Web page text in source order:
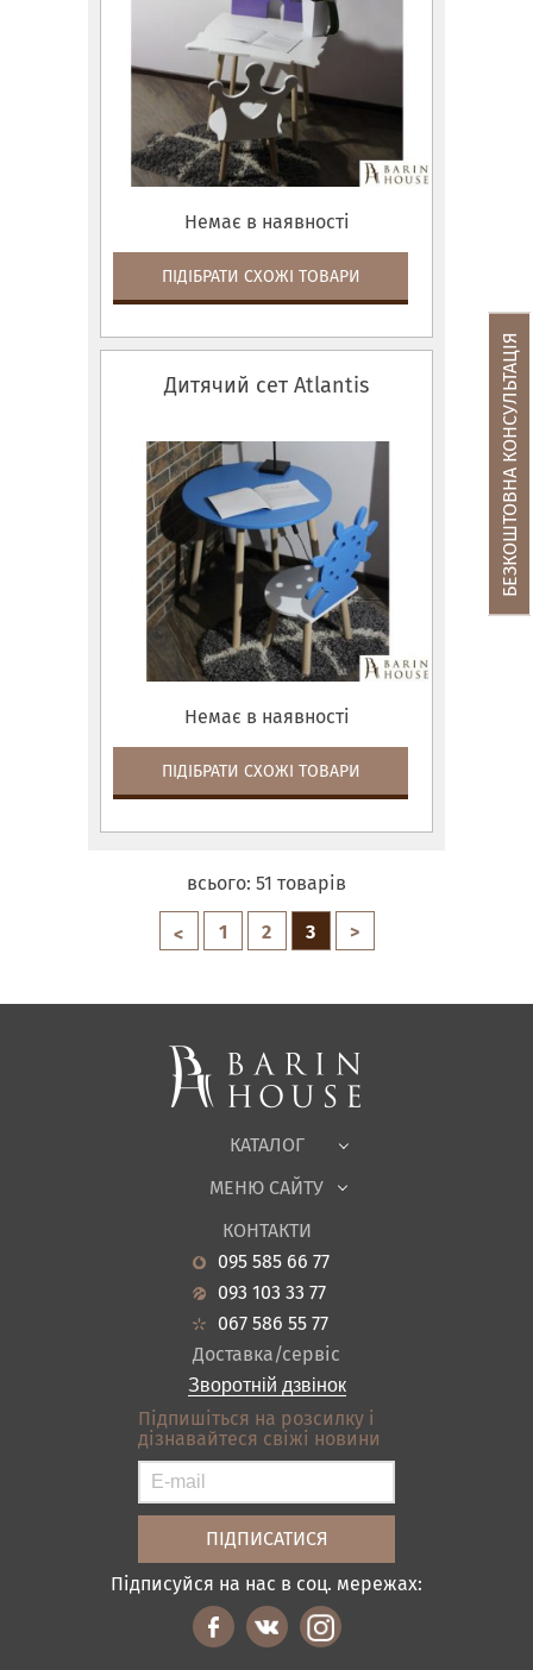
Немає в наявності
ПІДІБРАТИ СХОЖІ ТОВАРИ
Дитячий сет Atlantis
Немає в наявності
ПІДІБРАТИ СХОЖІ ТОВАРИ
всього: 51 товарів
< 1 2 3 >
БЕЗКОШТОВНА КОНСУЛЬТАЦІЯ
КАТАЛОГ
Спальні, Ліжка
Корпусні меблі
Офісні меблі
Садові меблі
Вітальня
Кухня
Передпокої
Ванна
Акціі
МЕНЮ САЙТУ
Про нас
Новини
Гарантія
Кредит
Оплата і доставка
Відгуки
Контакти
Карта сайту
Умови покупки
КОНТАКТИ
095 585 66 77
093 103 33 77
067 586 55 77
Доставка/сервіс
Зворотній дзвінок
Підпишіться на розсилку і
дізнавайтеся свіжі новини
Підписуйся на нас в соц. мережах: